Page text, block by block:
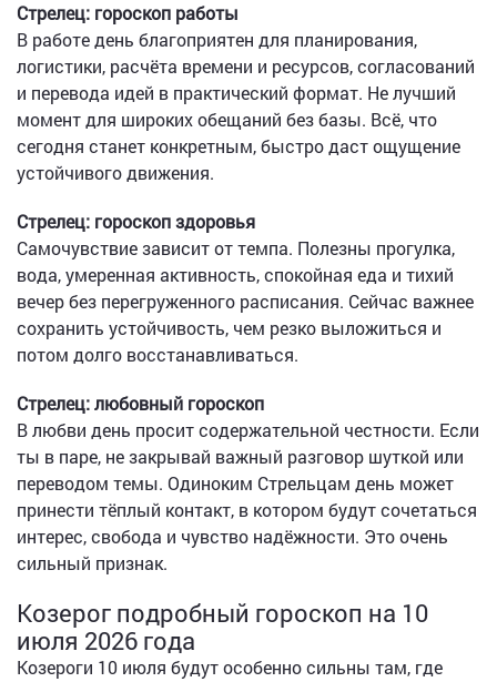
Стрелец: гороскоп работы
В работе день благоприятен для планирования,
логистики, расчёта времени и ресурсов, согласований
и перевода идей в практический формат. Не лучший
момент для широких обещаний без базы. Всё, что
сегодня станет конкретным, быстро даст ощущение
устойчивого движения.
Стрелец: гороскоп здоровья
Самочувствие зависит от темпа. Полезны прогулка,
вода, умеренная активность, спокойная еда и тихий
вечер без перегруженного расписания. Сейчас важнее
сохранить устойчивость, чем резко выложиться и
потом долго восстанавливаться.
Стрелец: любовный гороскоп
В любви день просит содержательной честности. Если
ты в паре, не закрывай важный разговор шуткой или
переводом темы. Одиноким Стрельцам день может
принести тёплый контакт, в котором будут сочетаться
интерес, свобода и чувство надёжности. Это очень
сильный признак.
Козерог подробный гороскоп на 10
июля 2026 года
Козероги 10 июля будут особенно сильны там, где